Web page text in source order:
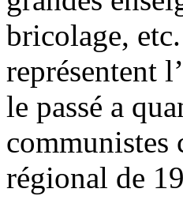
bricolage,
représentent
le passé a
communistes
régional de